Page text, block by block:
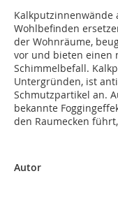
Kalkputzinnenwände
Wohlbefinden
der Wohnräume,
vor und bieten einen
Schimmelbefall.
Untergründen, ist
Schmutzpartikel an.
bekannte
den Raumecken
Autor